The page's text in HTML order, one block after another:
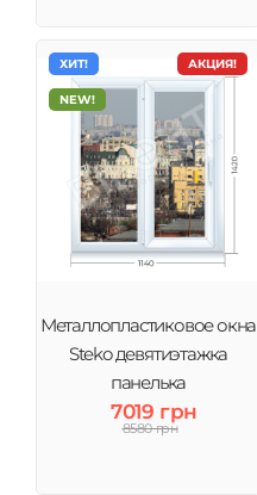
АКЦИЯ!
ХИТ!
NEW!
Металлопластиковое окна
Steko девятиэтажка
панелька
7019 грн
8580 грн